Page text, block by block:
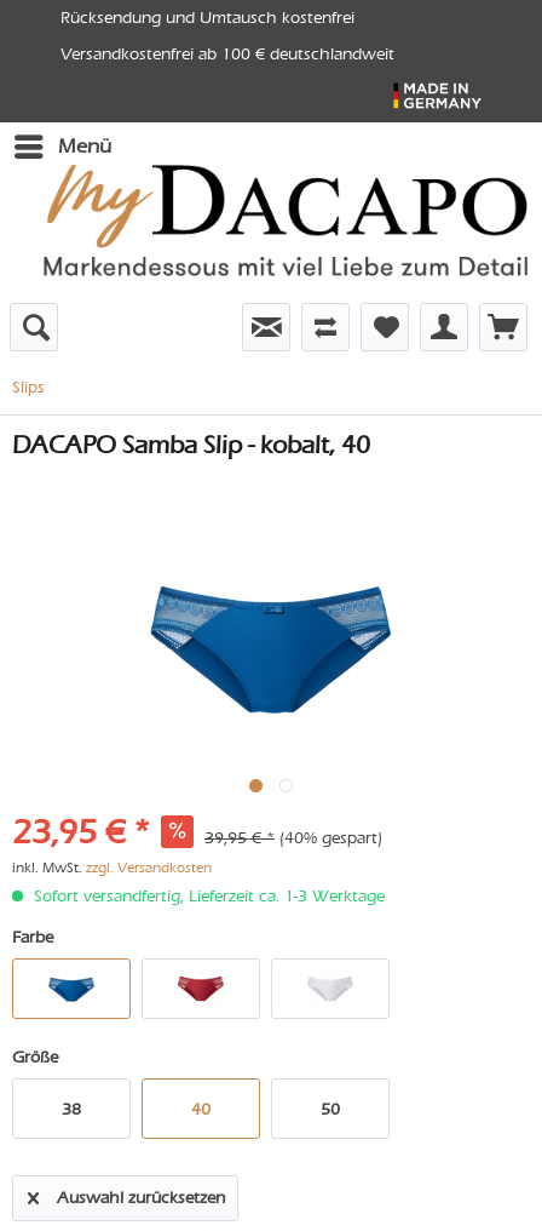
Rücksendung und Umtausch kostenfrei
Versandkostenfrei ab 100 € deutschlandweit
Menü
Slips
DACAPO Samba Slip - kobalt, 40
23,95 € * 39,95 € * (40% gespart)
inkl. MwSt. zzgl. Versandkosten
Sofort versandfertig, Lieferzeit ca. 1-3 Werktage
Farbe
Größe
38 40 50
Auswahl zurücksetzen